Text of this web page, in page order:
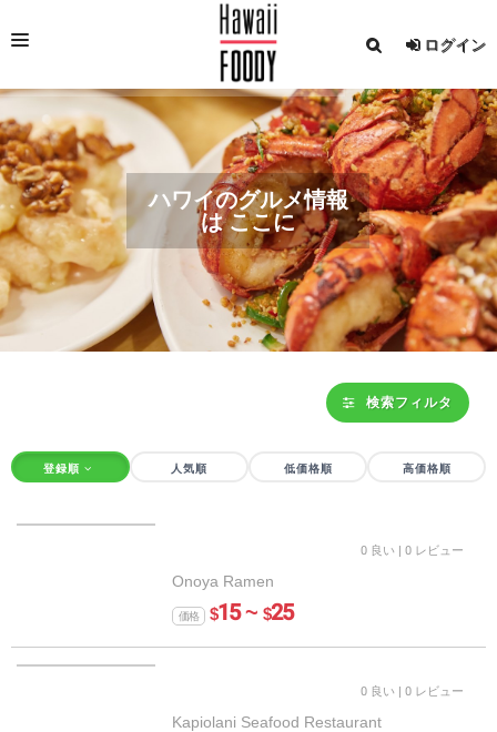
ログイン
ダイニングカード
セットメニュー
ディナーショー/クルーズ
イベント/お知らせ
フーディーマガジン
ハワイのグルメ情報
は ここに
検索フィルタ
登録順 人気順 低価格順 高価格順
0 良い | 0 レビュー
Onoya Ramen
価格 $15 ~$25
0 良い | 0 レビュー
Kapiolani Seafood Restaurant